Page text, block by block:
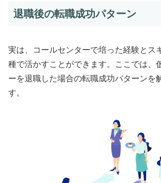
退職後の転職成功パターン
実は、コールセンターで培った経験とス
種で活かすことができます。ここでは、
ーを退職した場合の転職成功パターンを
す。